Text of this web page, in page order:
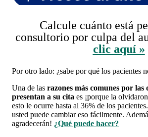
Calcule cuánto está
consultorio por culpa del
clic aquí »
Por otro lado: ¿sabe por qué los pacientes
Una de las razones más comunes por las
presentan a su cita es ¡porque la
esto le ocurre hasta al 36% de los
usted puede cambiar eso fácilmente.
agradecerán! ¿Qué puede hacer?